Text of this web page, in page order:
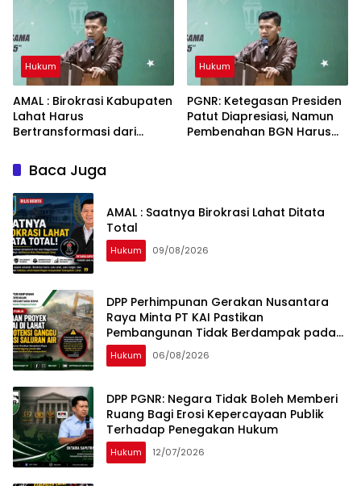
Hukum
AMAL : Birokrasi Kabupaten
Lahat Harus
Bertransformasi dari
Budaya Kinerja
Hukum
PGNR: Ketegasan Presiden
Patut Diapresiasi, Namun
Pembenahan BGN Harus
Baca Juga
AMAL : Saatnya Birokrasi Lahat Ditata
Total
Hukum 09/08/2026
DPP Perhimpunan Gerakan Nusantara
Raya Minta PT KAI Pastikan
Pembangunan Tidak Berdampak pada
Fungsi Drainase Masyarakat Lahat
Hukum 06/08/2026
DPP PGNR: Negara Tidak Boleh Memberi
Ruang Bagi Erosi Kepercayaan Publik
Terhadap Penegakan Hukum
Hukum 12/07/2026